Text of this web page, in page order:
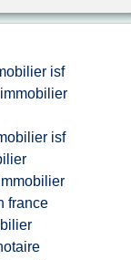
isf
isf
france